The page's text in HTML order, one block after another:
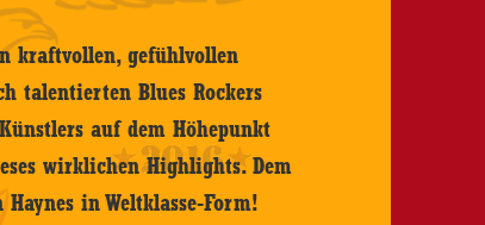
kraftvollen, gefühlvollen
talentierten Blues Rockers
auf dem Höhepunkt
wirklichen Highlights. Dem
in Weltklasse-Form!